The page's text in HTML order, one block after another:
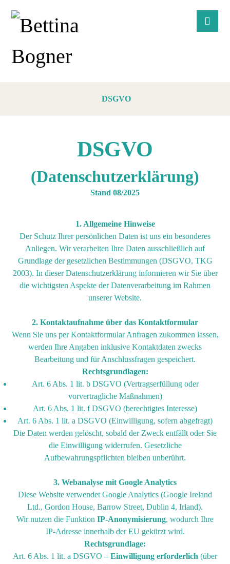
DSGVO
DSGVO
(Datenschutzerklärung)
Stand 08/2025
1. Allgemeine Hinweise
Der Schutz Ihrer persönlichen Daten ist uns ein besonderes
Anliegen. Wir verarbeiten Ihre Daten ausschließlich auf
Grundlage der gesetzlichen Bestimmungen (DSGVO, TKG
2003). In dieser Datenschutzerklärung informieren wir Sie über
die wichtigsten Aspekte der Datenverarbeitung im Rahmen
unserer Website.
2. Kontaktaufnahme über das Kontaktformular
Wenn Sie uns per Kontaktformular Anfragen zukommen lassen,
werden Ihre Angaben inklusive Kontaktdaten zwecks
Bearbeitung und für Anschlussfragen gespeichert.
Rechtsgrundlagen:
Art. 6 Abs. 1 lit. b DSGVO (Vertragserfüllung oder
vorvertragliche Maßnahmen)
Art. 6 Abs. 1 lit. f DSGVO (berechtigtes Interesse)
Art. 6 Abs. 1 lit. a DSGVO (Einwilligung, sofern abgefragt)
Die Daten werden gelöscht, sobald der Zweck entfällt oder Sie
die Einwilligung widerrufen. Gesetzliche
Aufbewahrungspflichten bleiben unberührt.
3. Webanalyse mit Google Analytics
Diese Website verwendet Google Analytics (Google Ireland
Ltd., Gordon House, Barrow Street, Dublin 4, Irland).
Wir nutzen die Funktion IP-Anonymisierung, wodurch Ihre
IP-Adresse innerhalb der EU gekürzt wird.
Rechtsgrundlage:
Art. 6 Abs. 1 lit. a DSGVO – Einwilligung erforderlich (über